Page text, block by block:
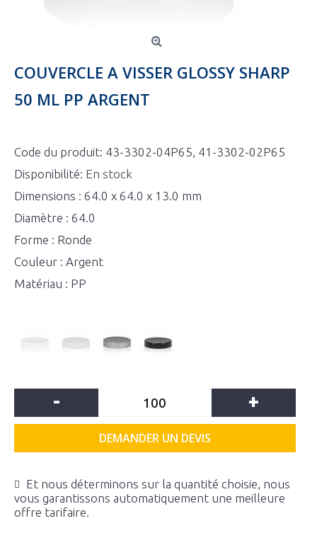
COUVERCLE A VISSER GLOSSY SHARP
50 ML PP ARGENT
Code du produit: 43-3302-04P65, 41-3302-02P65
Disponibilité: En stock
Dimensions : 64.0 x 64.0 x 13.0 mm
Diamètre : 64.0
Forme : Ronde
Couleur : Argent
Matériau : PP
- +
DEMANDER UN DEVIS
Et nous déterminons sur la quantité choisie, nous
vous garantissons automatiquement une meilleure
offre tarifaire.